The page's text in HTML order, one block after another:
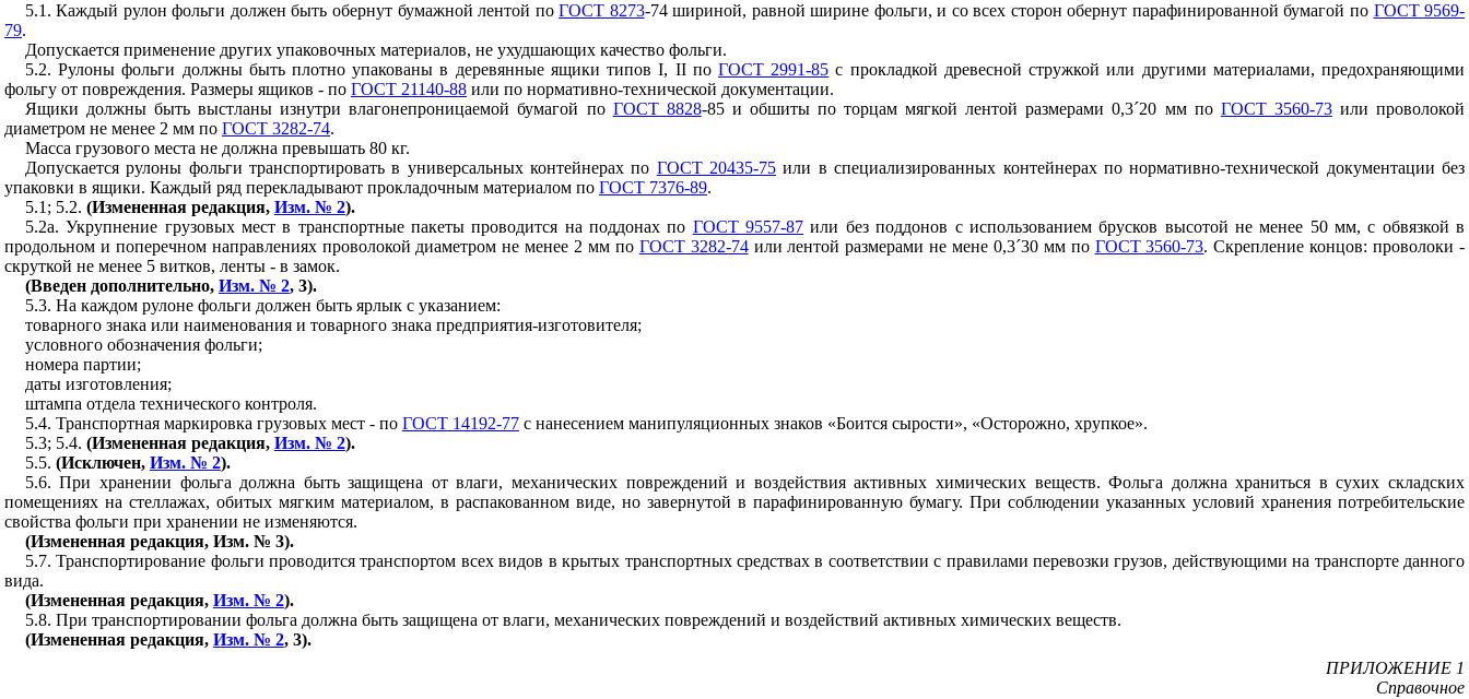
5.1. Каждый рулон фольги должен быть обернут бумажной лентой поГОСТ 8273-74 шириной, равной ширине фольги, и со всех сторон обернут парафинированной бумагой по ГОСТ 9569-
79.
Допускается применение других упаковочных материалов, не ухудшающих качество фольги.
5.2. Рулоны фольги должны быть плотно упакованы в деревянные ящики типовI, II поГОСТ 2991-85 с прокладкой древесной стружкой или другими материалами, предохраняющими
фольгу от повреждения. Размеры ящиков - по ГОСТ 21140-88 или по нормативно-технической документации.
Ящики должны быть выстланы изнутри влагонепроницаемой бумагой по ГОСТ 8828-85 и обшиты по торцам мягкой лентой размерами 0,3´20 мм по ГОСТ 3560-73или проволокой
диаметром не менее 2 мм по ГОСТ 3282-74.
Масса грузового места не должна превышать 80 кг.
Допускается рулоны фольги транспортировать в универсальных контейнерах по ГОСТ 20435-75 или в специализированных контейнерах по нормативно-технической документации без
упаковки в ящики. Каждый ряд перекладывают прокладочным материалом по ГОСТ 7376-89.
5.1; 5.2. (Измененная редакция, Изм. № 2).
5.2а. Укрупнение грузовых мест в транспортные пакеты проводится на поддонах по ГОСТ 9557-87 или без поддонов с использованием брусков высотой не менее 50 мм, с обвязкой в
продольном и поперечном направлениях проволокой диаметром не менее 2 мм по ГОСТ 3282-74или лентой размерами не мене 0,3´30 мм по ГОСТ 3560-73. Скрепление концов: проволоки -
скруткой не менее 5 витков, ленты - в замок.
(Введен дополнительно, Изм. № 2, 3).
5.3. На каждом рулоне фольги должен быть ярлык с указанием:
товарного знака или наименования и товарного знака предприятия-изготовителя;
условного обозначения фольги;
номера партии;
даты изготовления;
штампа отдела технического контроля.
5.4. Транспортная маркировка грузовых мест - по ГОСТ 14192-77с нанесением манипуляционных знаков «Боится сырости», «Осторожно, хрупкое».
5.3; 5.4. (Измененная редакция, Изм. № 2).
5.5. (Исключен, Изм. № 2).
5.6. При хранении фольга должна быть защищена от влаги, механических повреждений и воздействия активных химических веществ. Фольга должна храниться в сухих складских
помещениях на стеллажах, обитых мягким материалом, в распакованном виде, но завернутой в парафинированную бумагу. При соблюдении указанных условий хранения потребительские
свойства фольги при хранении не изменяются.
(Измененная редакция, Изм. № 3).
5.7. Транспортирование фольги проводится транспортом всех видов в крытых транспортных средствах в соответствии с правилами перевозки грузов, действующими на транспорте данного
вида.
(Измененная редакция, Изм. № 2).
5.8. При транспортировании фольга должна быть защищена от влаги, механических повреждений и воздействий активных химических веществ.
(Измененная редакция, Изм. № 2, 3).
ПРИЛОЖЕНИЕ 1
Справочное